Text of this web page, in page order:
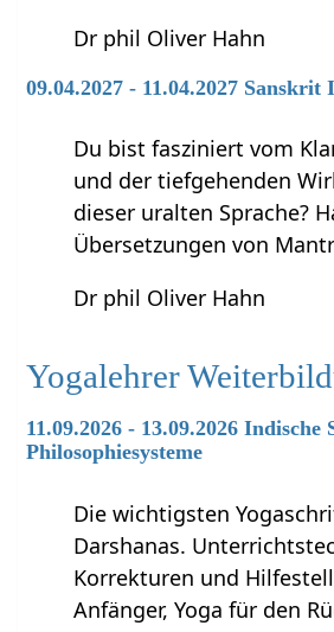
Dr phil Oliver Hahn
09.04.2027 - 11.04.2027 Sanskrit
Du bist fasziniert vom
und der tiefgehenden
dieser uralten Sprache?
Übersetzungen von
Dr phil Oliver Hahn
Yogalehrer
11.09.2026 - 13.09.2026
Philosophiesysteme
Die wichtigsten
Darshanas.
Korrekturen und
Anfänger, Yoga für den